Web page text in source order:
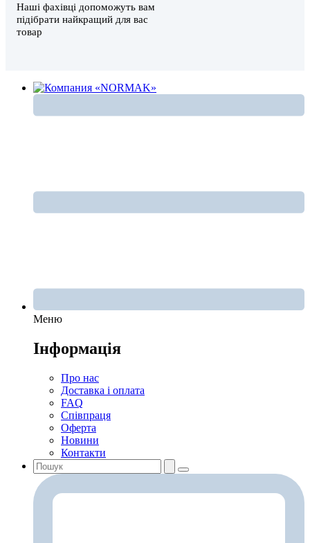
Наші фахівці допоможуть вам
підібрати найкращий для вас
товар
Меню
Інформація
Про нас
Доставка і оплата
FAQ
Співпраця
Оферта
Новини
Контакти